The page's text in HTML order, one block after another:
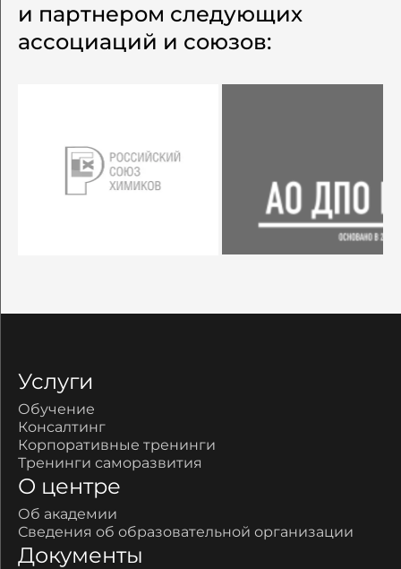
и партнером следующих
ассоциаций и союзов:
Услуги
Обучение
Консалтинг
Корпоративные тренинги
Тренинги саморазвития
О центре
Об академии
Сведения об образовательной организации
Документы